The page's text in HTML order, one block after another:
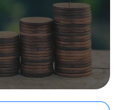
par la nouvelle
pour votre rapport